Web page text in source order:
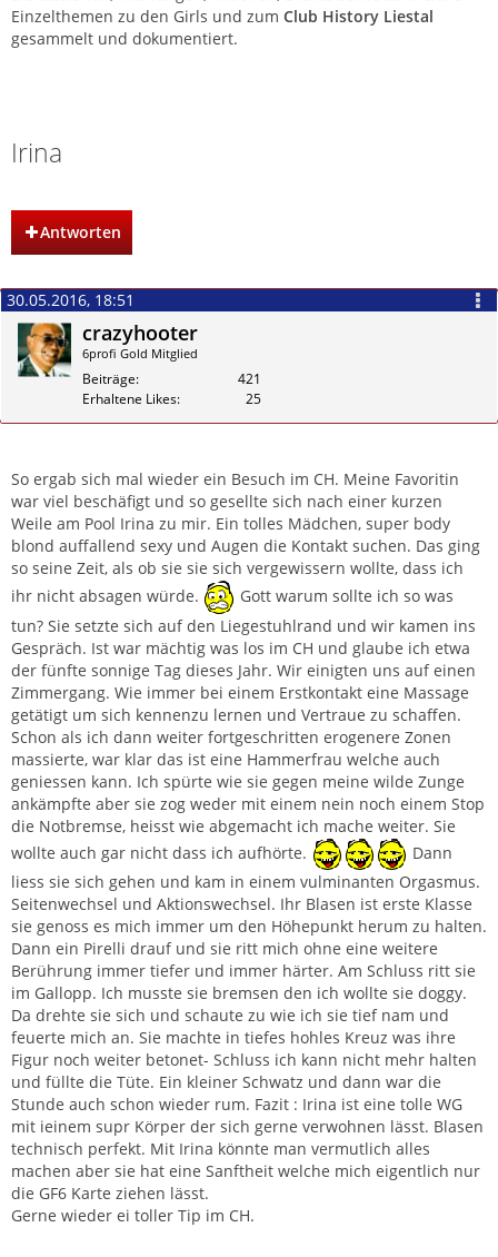
Einzelthemen zu den Girls und zum Club History Liestal
gesammelt und dokumentiert.
Irina
Antworten
30.05.2016, 18:51
crazyhooter
6profi Gold Mitglied
Beiträge
421
Erhaltene Likes
25
So ergab sich mal wieder ein Besuch im CH. Meine Favoritin
war viel beschäfigt und so gesellte sich nach einer kurzen
Weile am Pool Irina zu mir. Ein tolles Mädchen, super body
blond auffallend sexy und Augen die Kontakt suchen. Das ging
so seine Zeit, als ob sie sie sich vergewissern wollte, dass ich
ihr nicht absagen würde.
Gott warum sollte ich so was
tun? Sie setzte sich auf den Liegestuhlrand und wir kamen ins
Gespräch. Ist war mächtig was los im CH und glaube ich etwa
der fünfte sonnige Tag dieses Jahr. Wir einigten uns auf einen
Zimmergang. Wie immer bei einem Erstkontakt eine Massage
getätigt um sich kennenzu lernen und Vertraue zu schaffen.
Schon als ich dann weiter fortgeschritten erogenere Zonen
massierte, war klar das ist eine Hammerfrau welche auch
geniessen kann. Ich spürte wie sie gegen meine wilde Zunge
ankämpfte aber sie zog weder mit einem nein noch einem Stop
die Notbremse, heisst wie abgemacht ich mache weiter. Sie
wollte auch gar nicht dass ich aufhörte.
Dann
liess sie sich gehen und kam in einem vulminanten Orgasmus.
Seitenwechsel und Aktionswechsel. Ihr Blasen ist erste Klasse
sie genoss es mich immer um den Höhepunkt herum zu halten.
Dann ein Pirelli drauf und sie ritt mich ohne eine weitere
Berührung immer tiefer und immer härter. Am Schluss ritt sie
im Gallopp. Ich musste sie bremsen den ich wollte sie doggy.
Da drehte sie sich und schaute zu wie ich sie tief nam und
feuerte mich an. Sie machte in tiefes hohles Kreuz was ihre
Figur noch weiter betonet- Schluss ich kann nicht mehr halten
und füllte die Tüte. Ein kleiner Schwatz und dann war die
Stunde auch schon wieder rum. Fazit : Irina ist eine tolle WG
mit ieinem supr Körper der sich gerne verwohnen lässt. Blasen
technisch perfekt. Mit Irina könnte man vermutlich alles
machen aber sie hat eine Sanftheit welche mich eigentlich nur
die GF6 Karte ziehen lässt.
Gerne wieder ei toller Tip im CH.
Zitieren